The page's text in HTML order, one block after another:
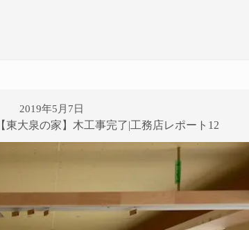
2019年5月7日
東大泉の家】木工事完了|工務店レポート12